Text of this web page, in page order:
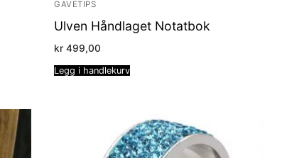
GAVETIPS
Ulven Håndlaget Notatbok
kr 499,00
Legg i handlekurv